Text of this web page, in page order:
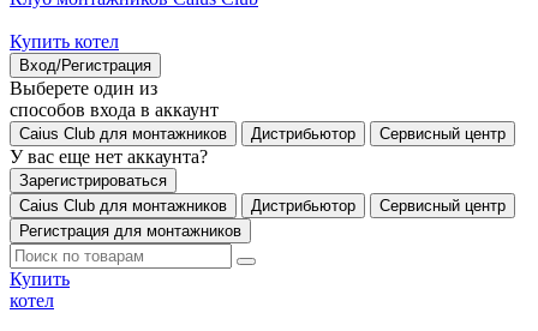
Купить котел
Вход/Регистрация
Выберете один из
способов входа в аккаунт
Caius Club для монтажников Дистрибьютор Сервисный центр
У вас еще нет аккаунта?
Зарегистрироваться
Caius Club для монтажников
Дистрибьютор
Сервисный центр
Регистрация для монтажников
Купить
котел